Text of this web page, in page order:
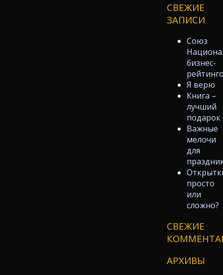
СВЕЖИЕ
ЗАПИСИ
Союз
бизнес-
Я верю
Книга –
лучший
подарок
Важные
мелочи
для
просто
или
сложно?
СВЕЖИЕ
АРХИВЫ